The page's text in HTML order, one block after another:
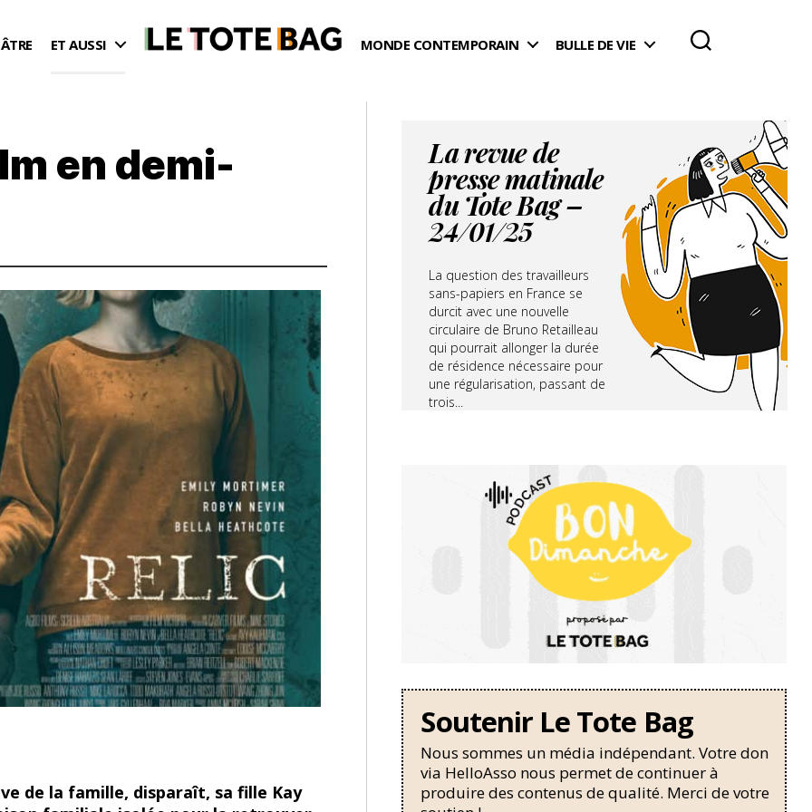
ET AUSSI MONDE CONTEMPORAIN BULLE DE VIE
en demi-
de la famille, disparaît, sa fille Kay
La revue de
presse matinale
du Tote Bag –
24/01/25
La question des travailleurs
sans-papiers en France se
durcit avec une nouvelle
circulaire de Bruno Retailleau
qui pourrait allonger la durée
de résidence nécessaire pour
une régularisation, passant de
trois...
Soutenir Le Tote Bag
Nous sommes un média indépendant. Votre don
via HelloAsso nous permet de continuer à
produire des contenus de qualité. Merci de votre